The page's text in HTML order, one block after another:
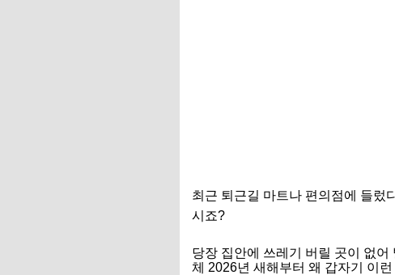
최근 퇴근길 마트나 편의점에 들렀
시죠?
당장 집안에 쓰레기 버릴 곳이 없
체 2026년 새해부터 왜 갑자기 이